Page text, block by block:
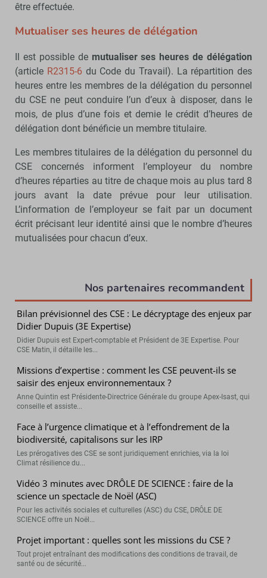
être effectuée.
Mutualiser ses heures de délégation
Il est possible de mutualiser ses heures de délégation
(article R2315-6 du Code du Travail). La répartition des
heures entre les membres de la délégation du personnel
du CSE ne peut conduire l’un d’eux à disposer, dans le
mois, de plus d’une fois et demie le crédit d’heures de
délégation dont bénéficie un membre titulaire.
Les membres titulaires de la délégation du personnel du
CSE concernés informent l’employeur du nombre
d’heures réparties au titre de chaque mois au plus tard 8
jours avant la date prévue pour leur utilisation.
L’information de l’employeur se fait par un document
écrit précisant leur identité ainsi que le nombre d’heures
mutualisées pour chacun d’eux.
Nos partenaires recommandent
Bilan prévisionnel des CSE : Le décryptage des enjeux par
Didier Dupuis (3E Expertise)
Didier Dupuis est Expert-comptable et Président de 3E Expertise. Pour
CSE Matin, il détaille les...
Missions d’expertise : comment les CSE peuvent-ils se
saisir des enjeux environnementaux ?
Anne Quintin est Présidente-Directrice Générale du groupe Apex-Isast, qui
conseille et assiste...
Face à l’urgence climatique et à l’effondrement de la
biodiversité, capitalisons sur les IRP
Les prérogatives des CSE se sont juridiquement enrichies, via la loi
Climat résilience du...
Vidéo 3 minutes avec DRÔLE DE SCIENCE : faire de la
science un spectacle de Noël (ASC)
Pour les activités sociales et culturelles (ASC) du CSE, DRÔLE DE
SCIENCE offre un Noël...
Projet important : quelles sont les missions du CSE ?
Tout projet entraînant des modifications des conditions de travail, de
santé ou de sécurité...